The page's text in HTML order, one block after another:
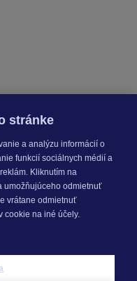
a. s.
stránke
a analýzu informácií o
funkcií sociálnych médií a
Kliknutím na
umožňujúceho odmietnuť
vrátane odmietnuť
cookie na iné účely.